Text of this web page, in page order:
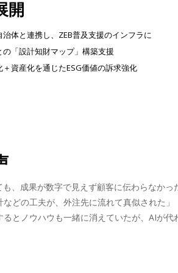
開
体と連携し、ZEB普及支援のインフラに
「設計知財マップ」構築支援
＋資産化を通じたESG価値の訴求強化
も、成果が数字で見えず顧客に伝わらなかっ
などの工夫が、外注先に流れて真似された」
るとノウハウも一緒に消えていたが、AIが代